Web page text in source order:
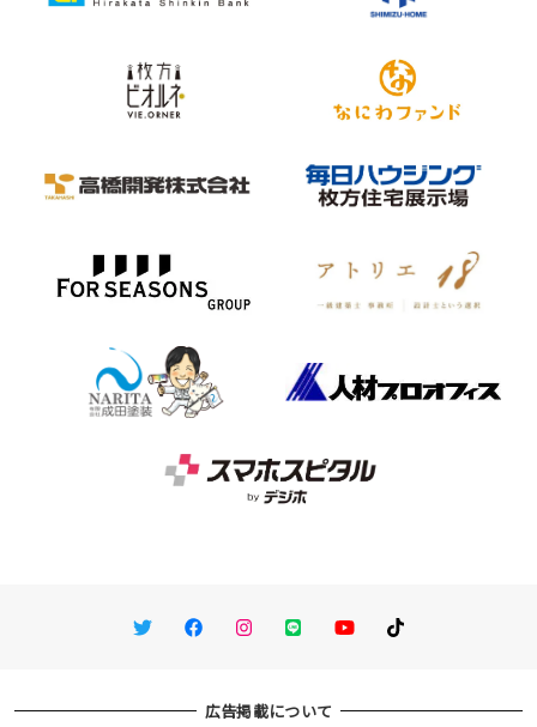
TwitterFacebookInstagram
LINE You TubeTikTok
広告掲載について